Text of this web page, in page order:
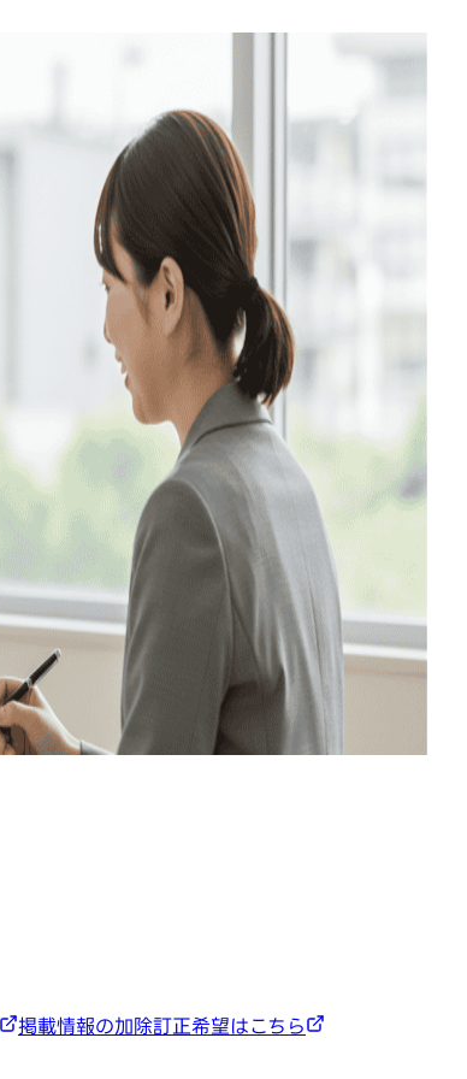
掲載情報の加除訂正希望はこちら